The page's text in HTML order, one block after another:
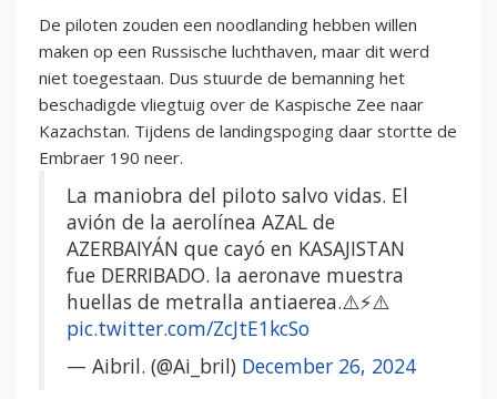
De piloten zouden een noodlanding hebben willen
maken op een Russische luchthaven, maar dit werd
niet toegestaan. Dus stuurde de bemanning het
beschadigde vliegtuig over de Kaspische Zee naar
Kazachstan. Tijdens de landingspoging daar stortte de
Embraer 190 neer.
La maniobra del piloto salvo vidas. El
avión de la aerolínea AZAL de
AZERBAIYÁN que cayó en KASAJISTAN
fue DERRIBADO. la aeronave muestra
huellas de metralla antiaerea.⚠️⚡⚠️
pic.twitter.com/ZcJtE1kcSo
— Aibril. (@Ai_bril) December 26, 2024